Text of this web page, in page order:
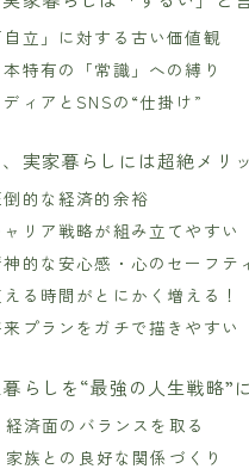
立」に対する古い価値観
特有の「常識」への縛り
ィアとSNSの“仕掛け”
実家暮らしには超絶メリ
的な経済的余裕
リア戦略が組み立てやすい
的な安心感・心のセーフテ
る時間がとにかく増える！
プランをガチで描きやすい
らしを“最強の人生戦略”
経済面のバランスを取る
家族との良好な関係づくり